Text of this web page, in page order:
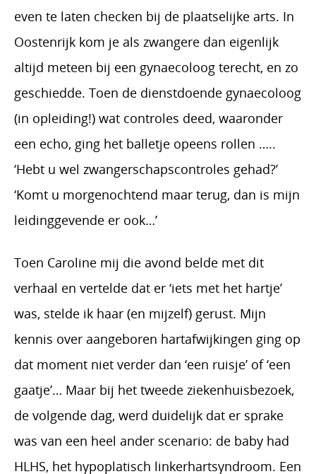
even te laten checken bij de plaatselijke arts. In
Oostenrijk kom je als zwangere dan eigenlijk
altijd meteen bij een gynaecoloog terecht, en zo
geschiedde. Toen de dienstdoende gynaecoloog
(in opleiding!) wat controles deed, waaronder
een echo, ging het balletje opeens rollen …..
‘Hebt u wel zwangerschapscontroles gehad?’
‘Komt u morgenochtend maar terug, dan is mijn
leidinggevende er ook…’
Toen Caroline mij die avond belde met dit
verhaal en vertelde dat er ‘iets met het hartje’
was, stelde ik haar (en mijzelf) gerust. Mijn
kennis over aangeboren hartafwijkingen ging op
dat moment niet verder dan ‘een ruisje’ of ‘een
gaatje’… Maar bij het tweede ziekenhuisbezoek,
de volgende dag, werd duidelijk dat er sprake
was van een heel ander scenario: de baby had
HLHS, het hypoplatisch linkerhartsyndroom. Een